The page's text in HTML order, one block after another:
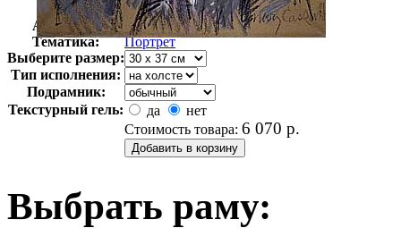
Автор:
Кэссетт Мэри Стивенсон
Арт-стиль
Импрессионизм
Тематика:
Портрет
Выберите размер:
Тип исполнения:
Подрамник:
Текстурный гель:
да
нет
Стоимость товара: 6 070 р.
Выбрать раму: